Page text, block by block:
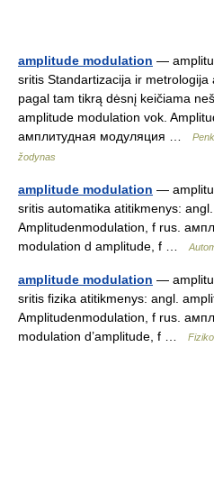
amplitude modulation —
sritis Standartizacija ir metrologija
pagal tam tikrą dėsnį keičiama
amplitude modulation vok.
амплитудная модуляция …
žodynas
amplitude modulation —
sritis automatika atitikmenys:
Amplitudenmodulation, f rus.
modulation d amplitude, f …
amplitude modulation —
sritis fizika atitikmenys: angl.
Amplitudenmodulation, f rus.
modulation d’amplitude, f …